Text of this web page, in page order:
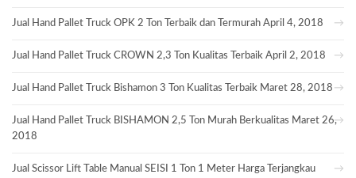
Jual Hand Pallet Truck OPK 2 Ton Terbaik dan Termurah April 4, 2018
Jual Hand Pallet Truck CROWN 2,3 Ton Kualitas Terbaik April 2, 2018
Jual Hand Pallet Truck Bishamon 3 Ton Kualitas Terbaik Maret 28, 2018
Jual Hand Pallet Truck BISHAMON 2,5 Ton Murah Berkualitas Maret 26,
2018
Jual Scissor Lift Table Manual SEISI 1 Ton 1 Meter Harga Terjangkau